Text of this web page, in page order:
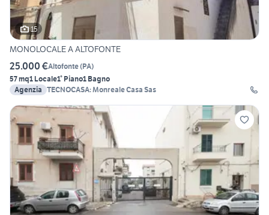
15
MONOLOCALE A ALTOFONTE
25.000 €Altofonte(PA)
57 mq1 Locale1° Piano1 Bagno
Agenzia TECNOCASA: Monreale Casa Sas